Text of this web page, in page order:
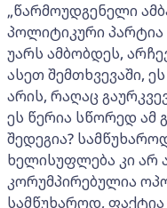
„წარმოუდგენელი
პოლიტიკური პარტია
უარს ამბობდეს,
ასეთ შემთხვევაში,
არის, რაღაც
ეს წერია სწორედ ამ
შედეგია?
ხელისუფლება კი არ
კორუმპირებულია
სამწუხაროდ,